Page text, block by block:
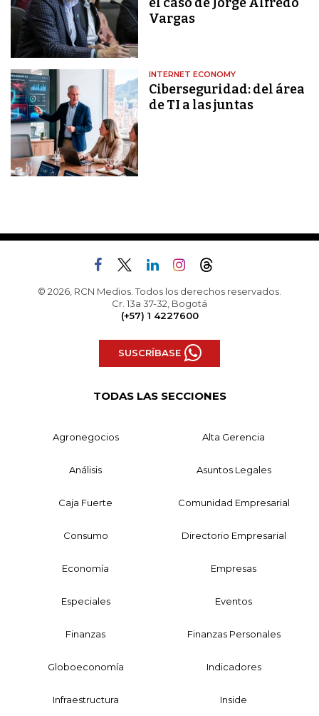
Vargas
INTERNET ECONOMY
Ciberseguridad: del área
de TI a las juntas
© 2026, RCN Medios. Todos los derechos reservados.
Cr. 13a 37-32, Bogotá
(+57) 1 4227600
SUSCRÍBASE
TODAS LAS SECCIONES
Agronegocios Alta Gerencia
Análisis Asuntos Legales
Caja Fuerte Comunidad Empresarial
Consumo Directorio Empresarial
Economía Empresas
Especiales Eventos
Finanzas Finanzas Personales
Globoeconomía Indicadores
Infraestructura Inside